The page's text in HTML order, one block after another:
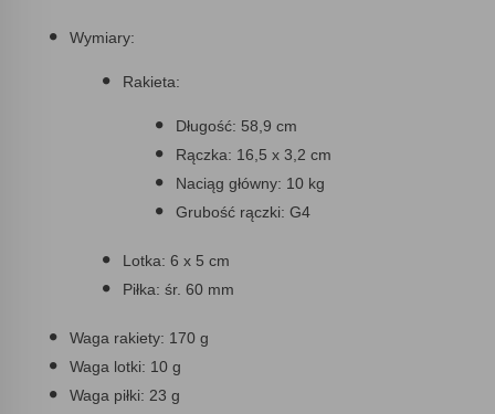
Wymiary:
Rakieta:
Długość: 58,9 cm
Rączka: 16,5 x 3,2 cm
Naciąg główny: 10 kg
Grubość rączki: G4
Lotka: 6 x 5 cm
Piłka: śr. 60 mm
Waga rakiety: 170 g
Waga lotki: 10 g
Waga piłki: 23 g